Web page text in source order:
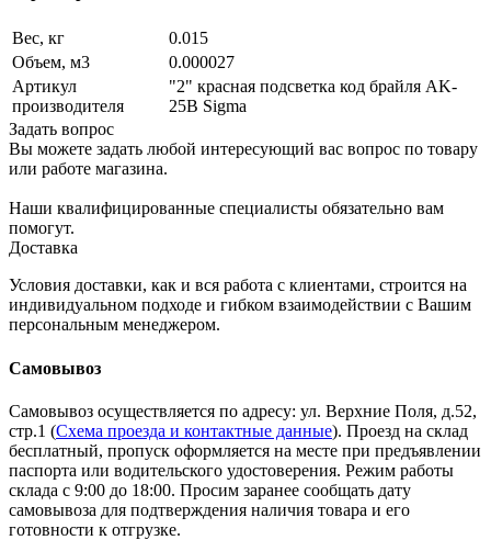
Вес, кг
0.015
Объем, м3
0.000027
Артикул
производителя
"2" красная подсветка код брайля AK-
25B Sigma
Задать вопрос
Вы можете задать любой интересующий вас вопрос по товару
или работе магазина.
Наши квалифицированные специалисты обязательно вам
помогут.
Доставка
Условия доставки, как и вся работа с клиентами, строится на
индивидуальном подходе и гибком взаимодействии с Вашим
персональным менеджером.
Самовывоз
Самовывоз осуществляется по адресу: ул. Верхние Поля, д.52,
стр.1 (Схема проезда и контактные данные). Проезд на склад
бесплатный, пропуск оформляется на месте при предъявлении
паспорта или водительского удостоверения. Режим работы
склада с 9:00 до 18:00. Просим заранее сообщать дату
самовывоза для подтверждения наличия товара и его
готовности к отгрузке.